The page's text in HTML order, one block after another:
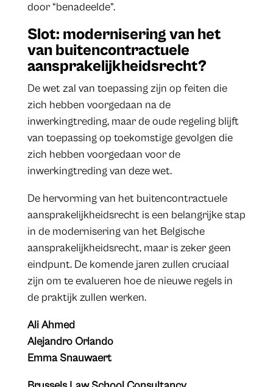
door “benadeelde”.
Slot: modernisering van het
van buitencontractuele
aansprakelijkheidsrecht?
De wet zal van toepassing zijn op feiten die
zich hebben voorgedaan na de
inwerkingtreding, maar de oude regeling blijft
van toepassing op toekomstige gevolgen die
zich hebben voorgedaan voor de
inwerkingtreding van deze wet.
De hervorming van het buitencontractuele
aansprakelijkheidsrecht is een belangrijke stap
in de modernisering van het Belgische
aansprakelijkheidsrecht, maar is zeker geen
eindpunt. De komende jaren zullen cruciaal
zijn om te evalueren hoe de nieuwe regels in
de praktijk zullen werken.
Ali Ahmed
Alejandro Orlando
Emma Snauwaert